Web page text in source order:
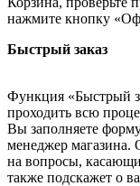
нажмите кнопку
Быстрый заказ
Функция «Быстрый
проходить всю
Вы заполняете
менеджер магазина.
на вопросы,
также подскажет о